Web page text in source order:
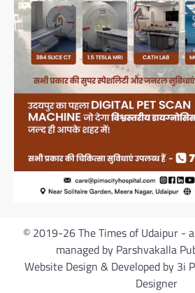
© 2019-26 The Times of Udaipur -
managed by Parshvakalla
Website Design & Developed by 3i
Designer